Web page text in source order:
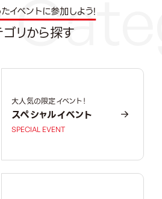
イベントに参加しよう!
リから探す
大人気の限定イベント！
スペシャルイベント
SPECIAL EVENT